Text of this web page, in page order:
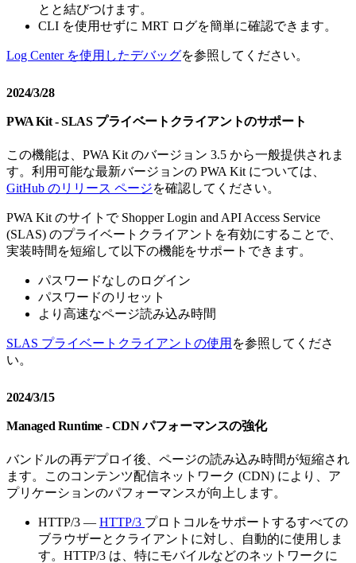
とと結びつけます。
CLI を使用せずに MRT ログを簡単に確認できます。
Log Center を使用したデバッグを参照してください。
2024/3/28
PWA Kit - SLAS プライベートクライアントのサポート
この機能は、PWA Kit のバージョン 3.5 から一般提供されま
す。利用可能な最新バージョンの PWA Kit については、
GitHub のリリース ページを確認してください。
PWA Kit のサイトで Shopper Login and API Access Service
(SLAS) のプライベートクライアントを有効にすることで、
実装時間を短縮して以下の機能をサポートできます。
パスワードなしのログイン
パスワードのリセット
より高速なページ読み込み時間
SLAS プライベートクライアントの使用 を参照してくださ
い。
2024/3/15
Managed Runtime - CDN パフォーマンスの強化
バンドルの再デプロイ後、ページの読み込み時間が短縮され
ます。このコンテンツ配信ネットワーク (CDN) により、ア
プリケーションのパフォーマンスが向上します。
HTTP/3 — HTTP/3 プロトコルをサポートするすべての
ブラウザーとクライアントに対し、自動的に使用しま
す。HTTP/3 は、特にモバイルなどのネットワークに